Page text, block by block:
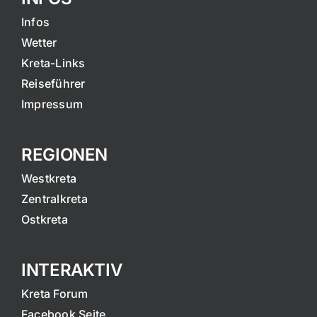
Infos
Wetter
Kreta-Links
Reiseführer
Impressum
REGIONEN
Westkreta
Zentralkreta
Ostkreta
INTERAKTIV
Kreta Forum